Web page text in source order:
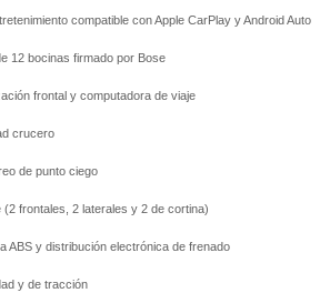
compatible con Apple CarPlay y Android Auto
12 bocinas firmado por Bose
frontal y computadora de viaje
crucero
de punto ciego
(2 frontales, 2 laterales y 2 de cortina)
ABS y distribución electrónica de frenado
y de tracción